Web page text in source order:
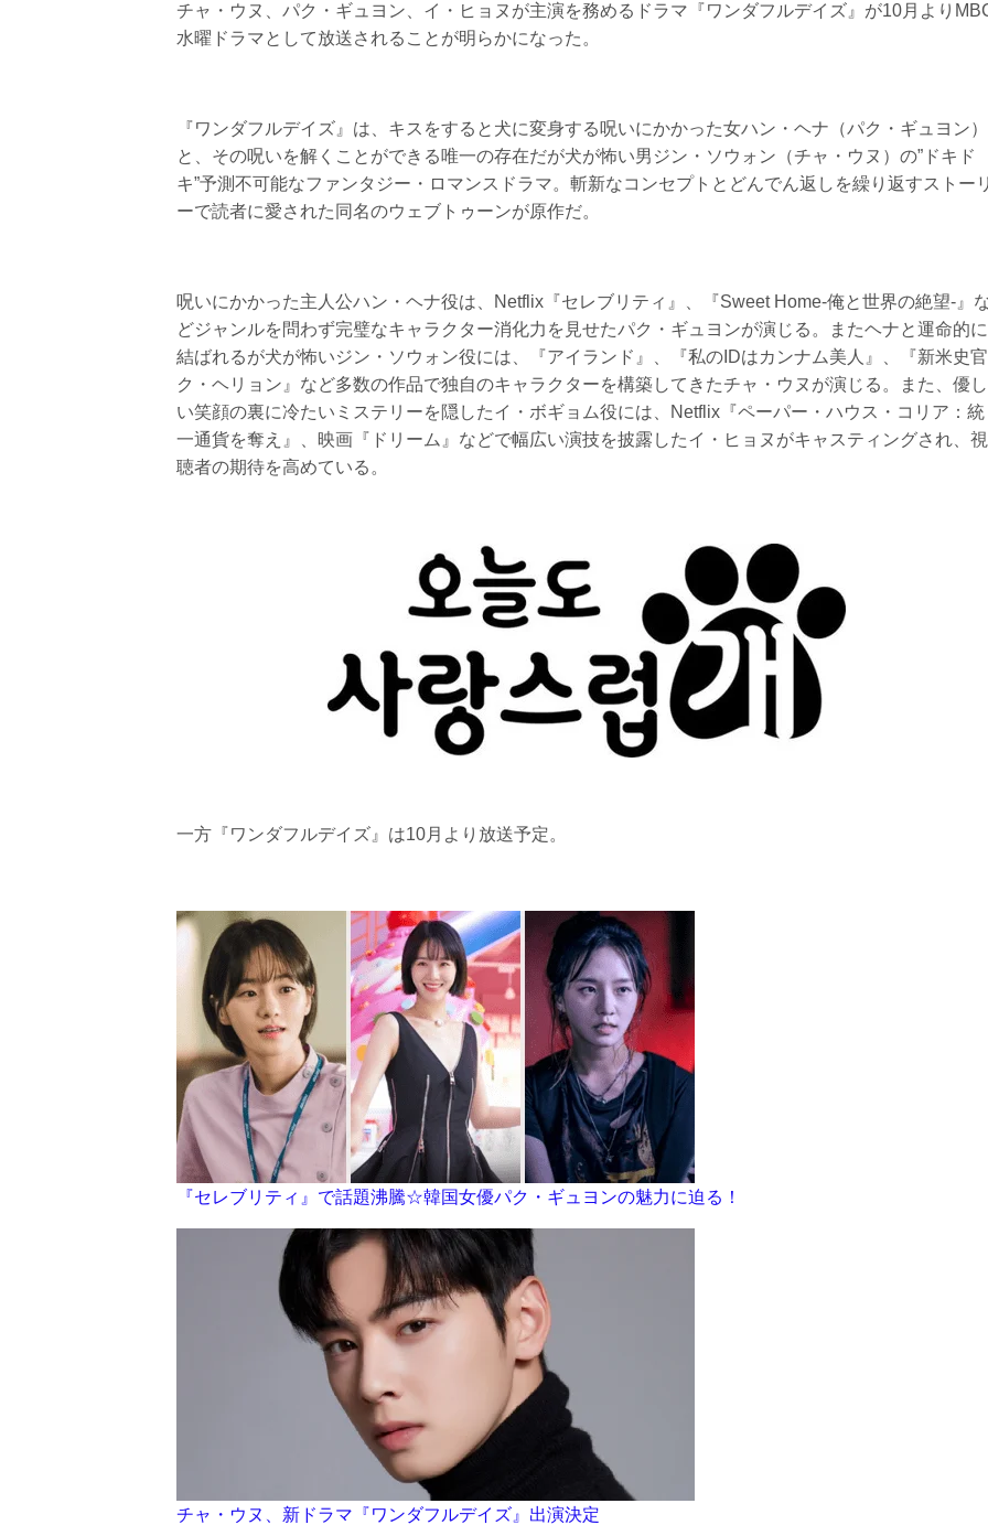
チャ・ウヌ、パク・ギュヨン、イ・ヒョヌが主演を務めるドラマ『ワンダフルデイズ』が10月より
水曜ドラマとして放送されることが明らかになった。
『ワンダフルデイズ』は、キスをすると犬に変身する呪いにかかった女ハン・ヘナ（パク・ギュヨン）
と、その呪いを解くことができる唯一の存在だが犬が怖い男ジン・ソウォン（チャ・ウヌ）の”ドキド
キ”予測不可能なファンタジー・ロマンスドラマ。斬新なコンセプトとどんでん返しを繰り返すストー
ーで読者に愛された同名のウェブトゥーンが原作だ。
呪いにかかった主人公ハン・ヘナ役は、Netflix『セレブリティ』、『Sweet Home-俺と世界の絶望-』
どジャンルを問わず完璧なキャラクター消化力を見せたパク・ギュヨンが演じる。またヘナと運命的に
結ばれるが犬が怖いジン・ソウォン役には、『アイランド』、『私のIDはカンナム美人』、『新米史官
ク・ヘリョン』など多数の作品で独自のキャラクターを構築してきたチャ・ウヌが演じる。また、優し
い笑顔の裏に冷たいミステリーを隠したイ・ボギョム役には、Netflix『ペーパー・ハウス・コリア：統
一通貨を奪え』、映画『ドリーム』などで幅広い演技を披露したイ・ヒョヌがキャスティングされ、視
聴者の期待を高めている。
一方『ワンダフルデイズ』は10月より放送予定。
『セレブリティ』で話題沸騰☆韓国女優パク・ギュヨンの魅力に迫る！
チャ・ウヌ、新ドラマ『ワンダフルデイズ』出演決定